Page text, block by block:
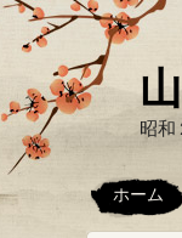
昭和
ホーム